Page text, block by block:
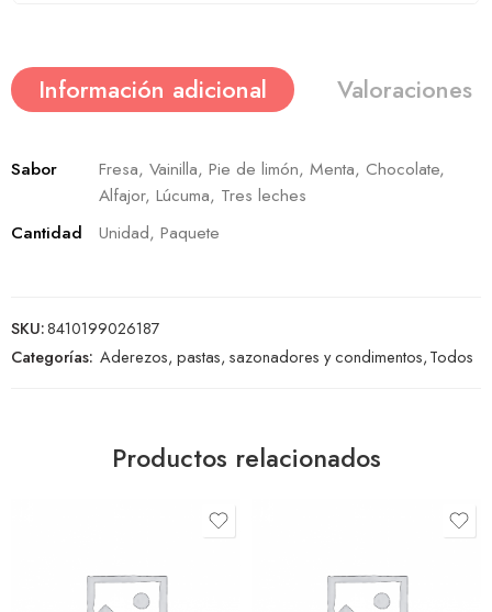
Información adicional Valoraciones
Sabor
Fresa, Vainilla, Pie de limón, Menta, Chocolate,
Alfajor, Lúcuma, Tres leches
Cantidad
Unidad, Paquete
SKU:8410199026187
Categorías: Aderezos, pastas, sazonadores y condimentos,Todos
Productos relacionados